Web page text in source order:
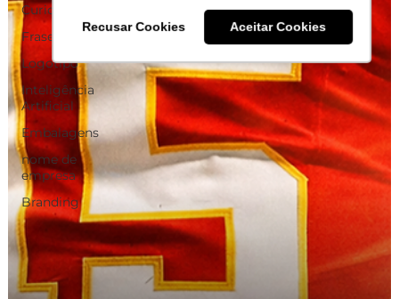
Recusar Cookies Aceitar Cookies
Curiosidades
Frases
Logotipo
Inteligência
Artificial
Embalagens
nome de
empresa
Branding